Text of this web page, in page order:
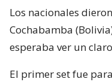
Los nacionales
Cochabamba
esperaba ver un
El primer set fue